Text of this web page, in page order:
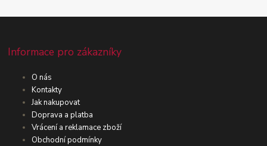
Informace pro zákazníky
O nás
Kontakty
Jak nakupovat
Doprava a platba
Vrácení a reklamace zboží
Obchodní podmínky